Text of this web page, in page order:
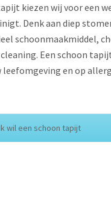
kiezen wij voor een
Denk aan diep
schoonmaakmiddel,
Een schoon
leefomgeving en op
wil een schoon tapijt